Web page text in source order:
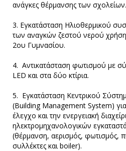
ανάγκες θέρμανσης των σχολείων.
3. Εγκατάσταση Ηλιοθερμικού
των αναγκών ζεστού νερού
2ου Γυμνασίου.
4. Αντικατάσταση φωτισμού με
LED και στα δύο κτίρια.
5. Εγκατάσταση Κεντρικού
(Building Management System)
έλεγχο και την ενεργειακή
ηλεκτρομηχανολογικών
(θέρμανση, αερισμός, φωτισμός,
συλλέκτες και boiler).